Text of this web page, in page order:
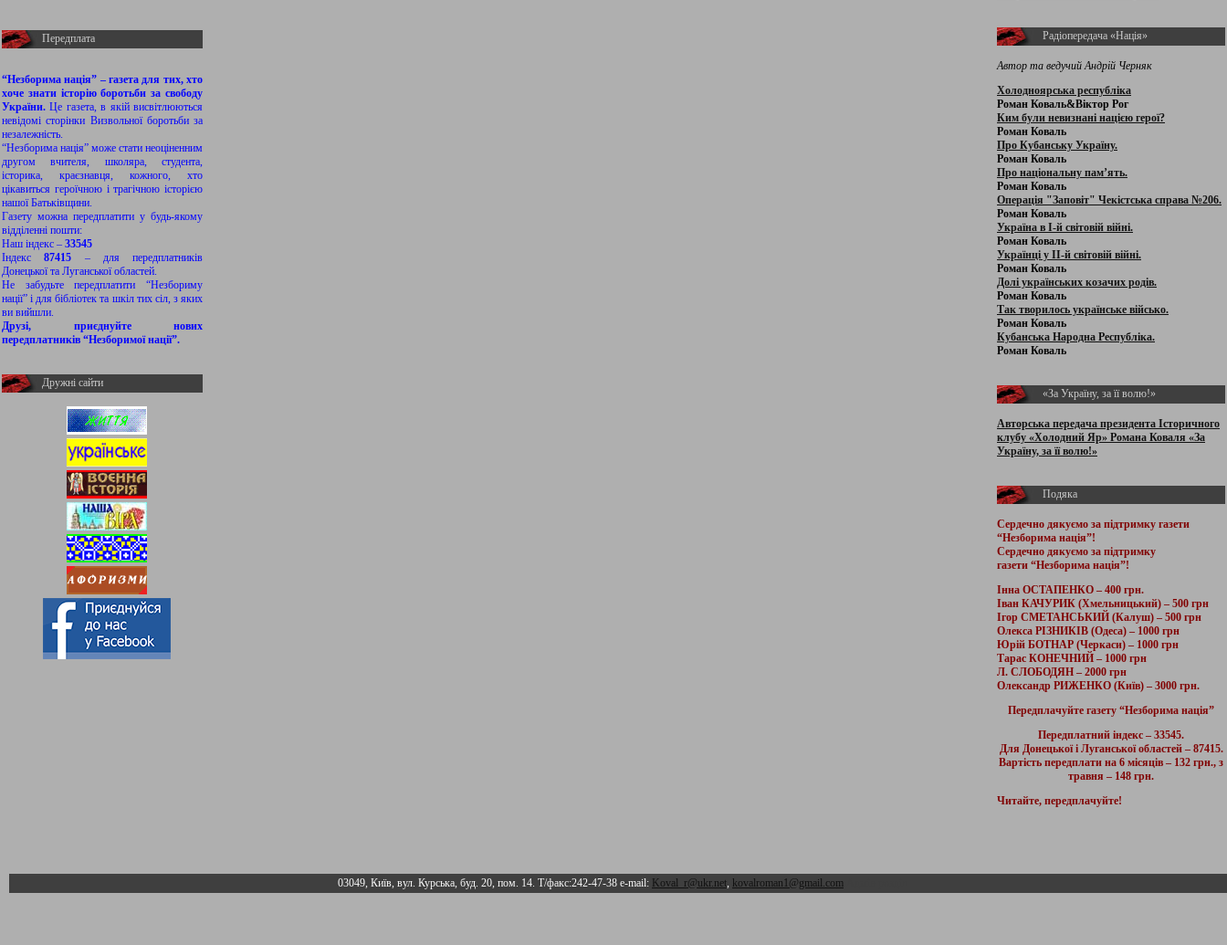
Передплата
“Незборима нація” – газета для тих, хто
хоче знати історію боротьби за свободу
України.Це газета, в якій висвітлюються
невідомі сторінки Визвольної боротьби за
незалежність.
“Незборима нація” може стати неоціненним
другом вчителя, школяра, студента,
історика, краєзнавця, кожного, хто
цікавиться героїчною і трагічною історією
нашої Батьківщини.
Газету можна передплатити у будь-якому
відділенні пошти:
Наш індекс – 33545
Індекс87415 – для передплатників
Донецької та Луганської областей.
Не забудьте передплатити “Незбориму
нації” і для бібліотек та шкіл тих сіл, з яких
ви вийшли.
Друзі, приєднуйте нових
передплатників “Незборимої нації”.
Дружні сайти
Радіопередача «Нація»
Автор та ведучий Андрій Черняк
Холодноярська республіка
Роман Коваль&Віктор Рог
Ким були невизнані нацією герої?
Роман Коваль
Про Кубанську Україну.
Роман Коваль
Про національну пам’ять.
Роман Коваль
Операція "Заповіт" Чекістська справа №206.
Роман Коваль
Україна в І-й світовій війні.
Роман Коваль
Українці у ІІ-й світовій війні.
Роман Коваль
Долі українських козачих родів.
Роман Коваль
Так творилось українське військо.
Роман Коваль
Кубанська Народна Республіка.
Роман Коваль
«За Україну, за її волю!»
Авторська передача президента Історичного
клубу «Холодний Яр» Романа Коваля «За
Україну, за її волю!»
Подяка
Сердечно дякуємо за підтримку газети
“Незборима нація”!
Сердечно дякуємо за підтримку
газети “Незборима нація”!
Інна ОСТАПЕНКО – 400 грн.
Іван КАЧУРИК (Хмельницький) – 500 грн
Ігор СМЕТАНСЬКИЙ (Калуш) – 500 грн
Олекса РІЗНИКІВ (Одеса) – 1000 грн
Юрій БОТНАР (Черкаси) – 1000 грн
Тарас КОНЕЧНИЙ – 1000 грн
Л. СЛОБОДЯН – 2000 грн
Олександр РИЖЕНКО (Київ) – 3000 грн.
Передплачуйте газету “Незборима нація”
Передплатний індекс – 33545.
Для Донецької і Луганської областей – 87415.
Вартість передплати на 6 місяців – 132 грн., з
травня – 148 грн.
Читайте, передплачуйте!
03049, Київ, вул. Курська, буд. 20, пом. 14. Т/факс:242-47-38 e-mail: Koval_r@ukr.net, kovalroman1@gmail.com